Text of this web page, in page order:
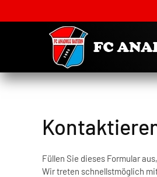
Füllen Sie dieses Formular
Wir treten schnellstmöglich